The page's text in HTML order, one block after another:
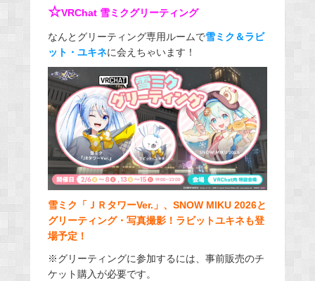
☆VRChat 雪ミクグリーティング
なんとグリーティング専用ルームで雪ミク＆ラビ
ット・ユキネに会えちゃいます！
雪ミク「ＪＲタワーVer.」、SNOW MIKU 2026と
グリーティング・写真撮影！ラビットユキネも登
場予定！
※グリーティングに参加するには、事前販売のチ
ケット購入が必要です。